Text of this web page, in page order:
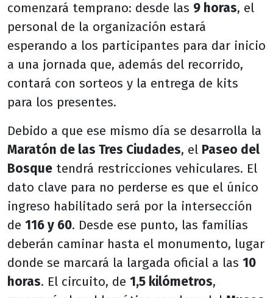
comenzará temprano: desde las 9 horas, el
personal de la organización estará
esperando a los participantes para dar inicio
a una jornada que, además del recorrido,
contará con sorteos y la entrega de kits
para los presentes.
Debido a que ese mismo día se desarrolla la
Maratón de las Tres Ciudades, el Paseo del
Bosque tendrá restricciones vehiculares. El
dato clave para no perderse es que el único
ingreso habilitado será por la intersección
de 116 y 60. Desde ese punto, las familias
deberán caminar hasta el monumento, lugar
donde se marcará la largada oficial a las 10
horas. El circuito, de 1,5 kilómetros,